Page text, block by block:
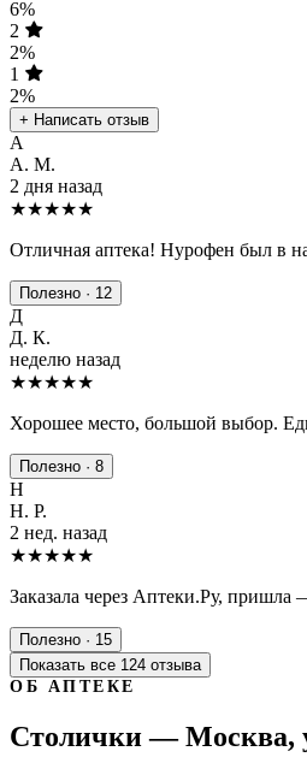
6%
2
2%
1
2%
+ Написать отзыв
А
А. М.
2 дня назад
★★★★★
Отличная аптека! Нурофен был в
Полезно · 12
Д
Д. К.
неделю назад
★★★★★
Хорошее место, большой выбор.
Полезно · 8
Н
Н. Р.
2 нед. назад
★★★★★
Заказала через Аптеки.Ру, пришла
Полезно · 15
Показать все 124 отзыва
ОБ АПТЕКЕ
Столички — Москва,